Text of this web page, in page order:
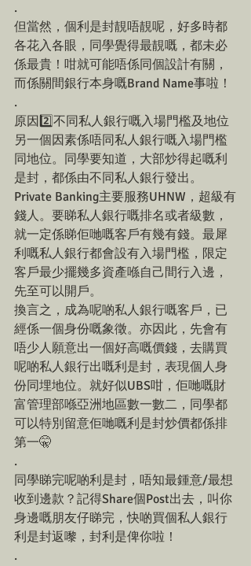
.
但當然，個利是封靚唔靚呢，好多時都
各花入各眼，同學覺得最靚嘅，都未必
係最貴！咁就可能唔係同個設計有關，
而係關間銀行本身嘅Brand Name事啦！
.
原因2️⃣不同私人銀行嘅入場門檻及地位
另一個因素係唔同私人銀行嘅入場門檻
同地位。同學要知道，大部炒得起嘅利
是封，都係由不同私人銀行發出。
Private Banking主要服務UHNW，超級有
錢人。要睇私人銀行嘅排名或者級數，
就一定係睇佢哋嘅客戶有幾有錢。最犀
利嘅私人銀行都會設有入場門檻，限定
客戶最少擺幾多資產喺自己間行入邊，
先至可以開戶。
換言之，成為呢啲私人銀行嘅客戶，已
經係一個身份嘅象徵。亦因此，先會有
唔少人願意出一個好高嘅價錢，去購買
呢啲私人銀行出嘅利是封，表現個人身
份同埋地位。就好似UBS咁，佢哋嘅財
富管理部喺亞洲地區數一數二，同學都
可以特別留意佢哋嘅利是封炒價都係排
第一🤫
.
同學睇完呢啲利是封，唔知最鍾意/最想
收到邊款？記得Share個Post出去，叫你
身邊嘅朋友仔睇完，快啲買個私人銀行
利是封返嚟，封利是俾你啦！
.